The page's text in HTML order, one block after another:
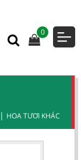
0
| HOA TƯƠI KHÁC